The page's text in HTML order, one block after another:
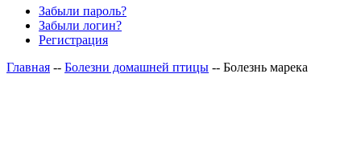
Забыли пароль?
Забыли логин?
Регистрация
Главная -- Болезни домашней птицы -- Болезнь марека